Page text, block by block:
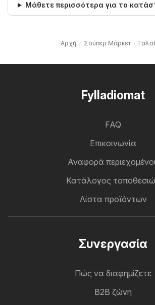
Μάθετε περισσότερα για το
Αρχή Σούπερ Μάρκετ
Fylladiomat
FAQ
Επικοινωνία
Αναφορά
Κατάλογος
Λίστα προϊόντων
Συνεργασία
Πώς να διαφημίζετε
B2B ζώνη